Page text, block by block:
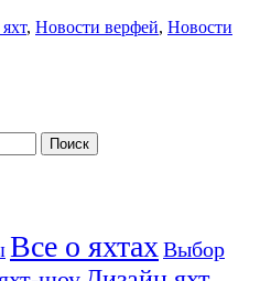
, Новости верфей, Новости
Все о яхтах Выбор